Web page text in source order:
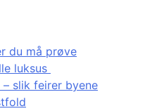
du må prøve
luksus
– slik feirer byene